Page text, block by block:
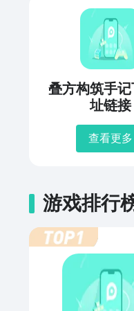
叠方构筑手
址链接
查看更多
游戏排行